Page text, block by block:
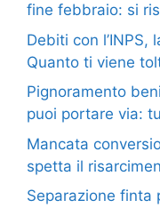
fine febbraio: si
Debiti con l’INPS,
Quanto ti viene
Pignoramento
puoi portare via:
Mancata
spetta il
Separazione finta